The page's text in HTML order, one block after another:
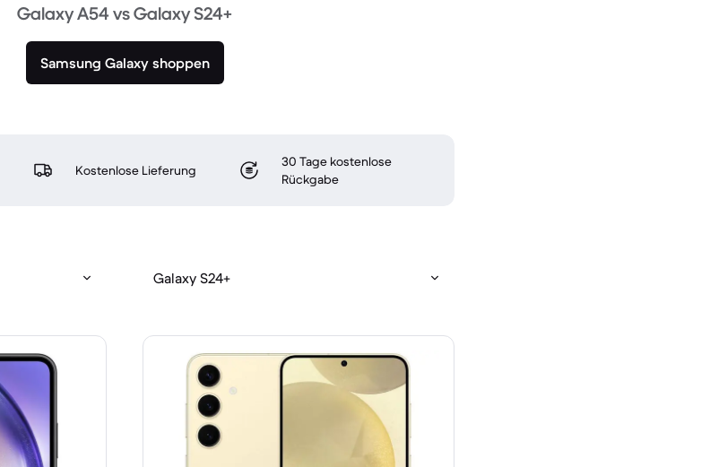
Galaxy A54 vs Galaxy S24+
Samsung Galaxy shoppen
Kostenlose Lieferung
30 Tage kostenlose
Rückgabe
Galaxy S24+